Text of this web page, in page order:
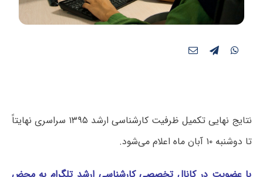
نتایج نهایی تکمیل ظرفیت کارشناسی ارشد ۱۳۹۵ سراسری نهایتاً
تا دوشنبه ۱۰ آبان ماه اعلام می‌شود.